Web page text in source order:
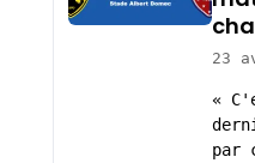
23
«
par